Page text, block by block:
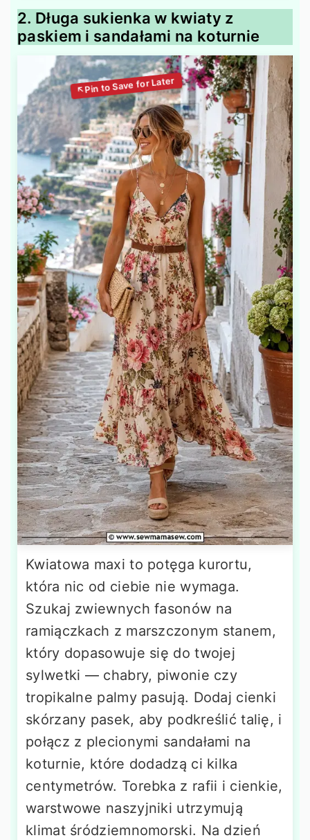
2. Długa sukienka w kwiaty z
paskiem i sandałami na koturnie
Kwiatowa maxi to potęga kurortu,
która nic od ciebie nie wymaga.
Szukaj zwiewnych fasonów na
ramiączkach z marszczonym stanem,
który dopasowuje się do twojej
sylwetki — chabry, piwonie czy
tropikalne palmy pasują. Dodaj cienki
skórzany pasek, aby podkreślić talię, i
połącz z plecionymi sandałami na
koturnie, które dodadzą ci kilka
centymetrów. Torebka z rafii i cienkie,
warstwowe naszyjniki utrzymują
klimat śródziemnomorski. Na dzień